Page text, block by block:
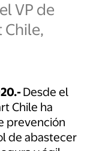
VP de
Chile,
Desde el
Chile ha
prevención
de abastecer